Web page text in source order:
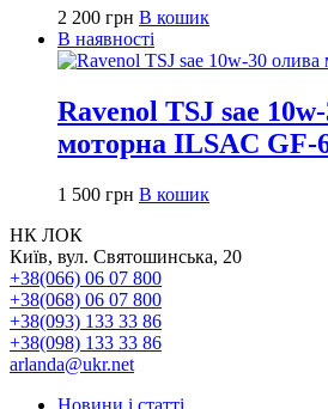
2 200 грн В кошик
В наявності
Ravenol TSJ sae
моторна ILSAC GF-
1 500 грн В кошик
НК ЛОК
Київ, вул. Святошинська, 20
+38(066) 06 07 800
+38(068) 06 07 800
+38(093) 133 33 86
+38(098) 133 33 86
arlanda@ukr.net